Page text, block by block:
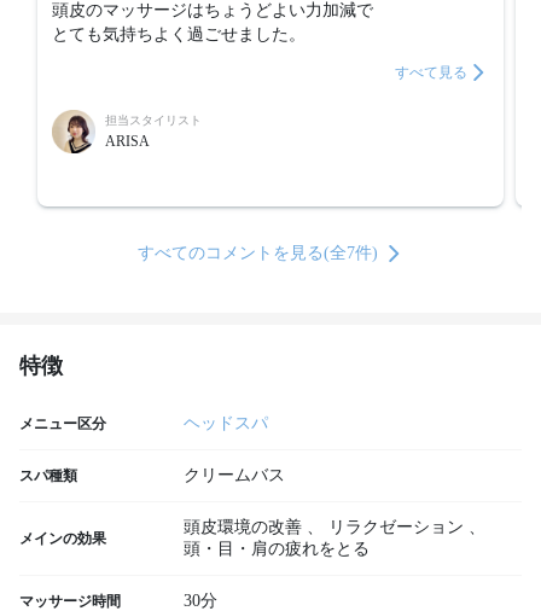
頭皮のマッサージはちょうどよい力加減で
とても気持ちよく過ごせました。
すべて見る
担当スタイリスト
ARISA
すべてのコメントを見る(全7件)
特徴
メニュー区分 ヘッドスパ
スパ種類 クリームバス
メインの効果
頭皮環境の改善 、 リラクゼーション 、
頭・目・肩の疲れをとる
マッサージ時間 30分